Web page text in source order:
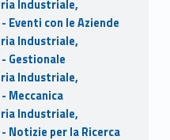
Industriale,
Eventi con le Aziende
Industriale,
Gestionale
Industriale,
Meccanica
Industriale,
Notizie per la Ricerca